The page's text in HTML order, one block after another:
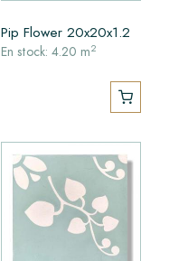
Pip Flower 20x20x1.2
En stock: 4.20 m2